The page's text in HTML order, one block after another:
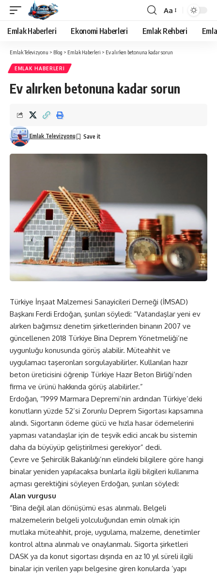
Yazı
Tipi
Boyutlandırıcı
Aa
Emlak Haberleri Ekonomi Haberleri Emlak Rehberi
Emlak Televizyonu > Blog > Emlak Haberleri > Ev alırken betonuna kadar sorun
EMLAK HABERLERI
Ev alırken betonuna kadar sorun
Emlak Televizyonu
Türkiye İnşaat Malzemesi Sanayicileri Derneği (İMSAD)
Başkanı Ferdi Erdoğan, şunları söyledi: “Vatandaşlar yeni ev
alırken bağımsız denetim şirketlerinden binanın 2007 ve
güncellenen 2018 Türkiye Bina Deprem Yönetmeliği’ne
uygunluğu konusunda görüş alabilir. Müteahhit ve
uygulamacı taşeronları sorgulayabilirler. Kullanılan hazır
beton üreticisini öğrenip Türkiye Hazır Beton Birliği’nden
firma ve ürünü hakkında görüş alabilirler.”
Erdoğan, “1999 Marmara Depremi’nin ardından Türkiye’deki
konutların yüzde 52’si Zorunlu Deprem Sigortası kapsamına
alındı. Sigortanın ödeme gücü ve hızla hasar ödemelerini
yapması vatandaşlar için de teşvik edici ancak bu sistemin
daha da büyüyüp geliştirilmesi gerekiyor” dedi.
Çevre ve Şehircilik Bakanlığı’nın elindeki bilgilere göre hangi
binalar yeniden yapılacaksa bunlarla ilgili bilgileri kullanıma
açması gerektiğini söyleyen Erdoğan, şunları söyledi:
Alan vurgusu
“Bina değil alan dönüşümü esas alınmalı. Belgeli
malzemelerin belgeli yolculuğundan emin olmak için
mutlaka müteahhit, proje, uygulama, malzeme, denetimler
kontrol altına alınmalı ve onaylanmalı. Sigorta şirketleri
DASK ya da konut sigortası dışında en az 10 yıl süreli ilgili
binalar için verilen yapı belgesine giren konularda ‘yapı